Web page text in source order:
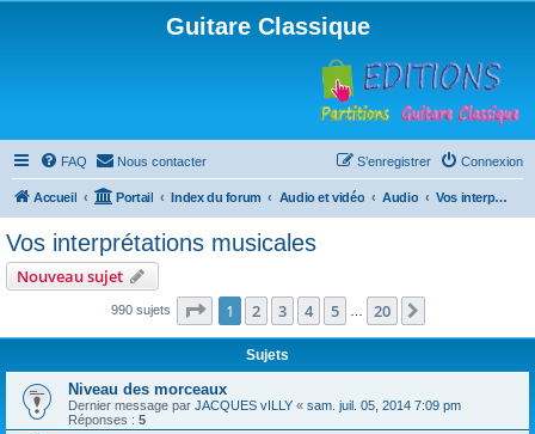
Guitare Classique
FAQ Nous contacter Connexion
S’enregistrer
Accueil Portail Index du forum Audio et vidéo Audio Vos interprétations musicales
Vos interprétations musicales
Nouveau sujet
990 sujets Page 1sur20
1 2 3 4 5 20
Sujets
Niveau des morceaux
Dernier message par JACQUES vILLY « sam. juil. 05, 2014 7:09 pm
Réponses : 5